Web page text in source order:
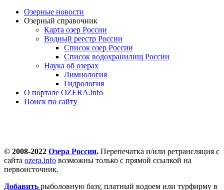
Озерные новости
Озерный справочник
Карта озер России
Водный реестр России
Список озер России
Список водохранилищ России
Наука об озерах
Лимнология
Гидрология
О портале OZERA.info
Поиск по сайту
© 2008-2022 Озера России. Перепечатка и/или ретрансляция с
сайта ozera.info возможны только с прямой ссылкой на
первоисточник.
Добавить рыболовную базу, платный водоем или турфирму в